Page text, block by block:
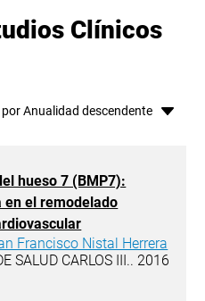
Clínicos
hueso 7 (BMP7):
en el remodelado
Francisco Nistal Herrera
SALUD CARLOS III.. 2016